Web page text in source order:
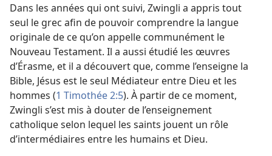
Dans les années qui ont suivi, Zwingli a appris tout
seul le grec afin de pouvoir comprendre la langue
originale de ce qu’on appelle communément le
Nouveau Testament. Il a aussi étudié les œuvres
d’Érasme, et il a découvert que, comme l’enseigne la
Bible, Jésus est le seul Médiateur entre Dieu et les
hommes (1 Timothée 2:5). À partir de ce moment,
Zwingli s’est mis à douter de l’enseignement
catholique selon lequel les saints jouent un rôle
d’intermédiaires entre les humains et Dieu.